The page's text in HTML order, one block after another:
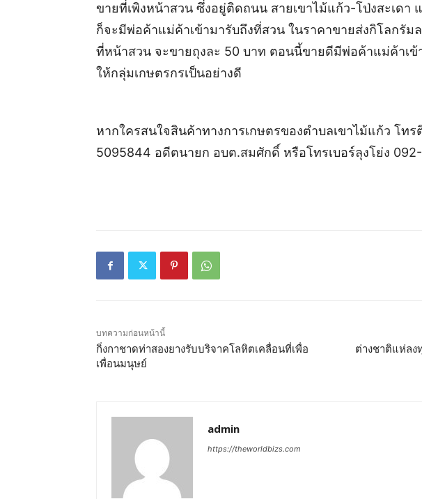
ขายที่เพิงหน้าสวน ซึ่งอยู่ติดถนน สายเขาไม้แก้ว-โป่งสะเดา
ก็จะมีพ่อค้าแม่ค้าเข้ามารับถึงที่สวน ในราคาขายส่งกิโลกรัม
ที่หน้าสวน จะขายถุงละ 50 บาท ตอนนี้ขายดีมีพ่อค้าแม่ค้าเข้
ให้กลุ่มเกษตรกรเป็นอย่างดี
หากใครสนใจสินค้าทางการเกษตรของตำบลเขาไม้แก้ว โท
5095844 อดีตนายก อบต.สมศักดิ์ หรือโทรเบอร์ลุงโย่ง
บทความก่อนหน้านี้
กิ่งกาชาดท่าสองยางรับบริจาคโลหิตเคลื่อนที่เพื่อ
เพื่อนมนุษย์
ต่างชาติแห่ลง
admin
https://theworldbizs.com